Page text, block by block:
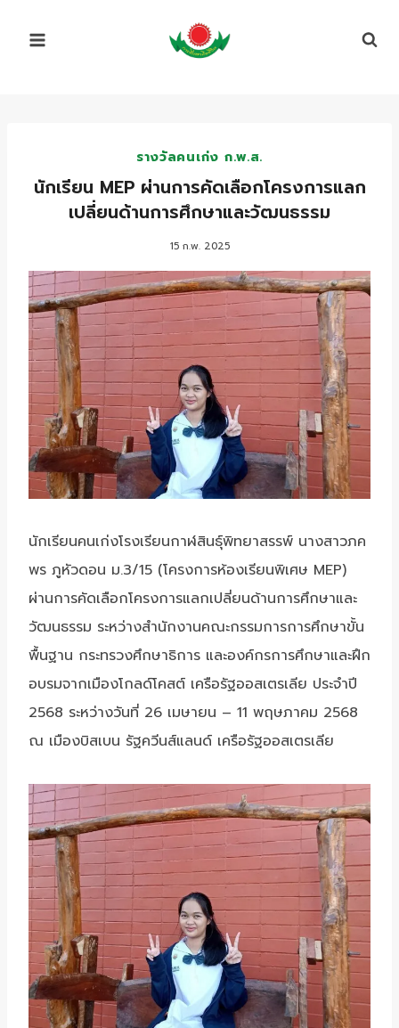
รางวัลคนเก่ง ก.พ.ส.
นักเรียน MEP ผ่านการคัดเลือกโครงการแลก
เปลี่ยนด้านการศึกษาและวัฒนธรรม
15 ก.พ. 2025
นักเรียนคนเก่งโรงเรียนกาฬสินธุ์พิทยาสรรพ์ นางสาวภค
พร ภูหัวดอน ม.3/15 (โครงการห้องเรียนพิเศษ MEP)
ผ่านการคัดเลือกโครงการแลกเปลี่ยนด้านการศึกษาและ
วัฒนธรรม ระหว่างสำนักงานคณะกรรมการการศึกษาขั้น
พื้นฐาน กระทรวงศึกษาธิการ และองค์กรการศึกษาและฝึก
อบรมจากเมืองโกลด์โคสต์ เครือรัฐออสเตรเลีย ประจำปี
2568 ระหว่างวันที่ 26 เมษายน – 11 พฤษภาคม 2568
ณ เมืองบิสเบน รัฐควีนส์แลนด์ เครือรัฐออสเตรเลีย